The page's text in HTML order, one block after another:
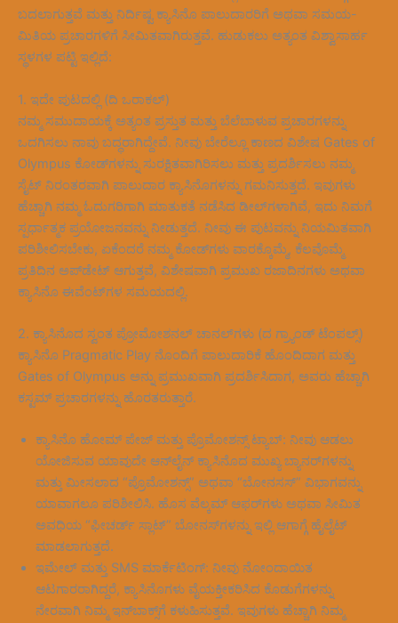
ಬದಲಾಗುತ್ತವೆ ಮತ್ತು ನಿರ್ದಿಷ್ಟ ಕ್ಯಾಸಿನೊ ಪಾಲುದಾರರಿಗೆ ಅಥವಾ ಸಮಯ-
ಮಿತಿಯ ಪ್ರಚಾರಗಳಿಗೆ ಸೀಮಿತವಾಗಿರುತ್ತವೆ. ಹುಡುಕಲು ಅತ್ಯಂತ ವಿಶ್ವಾಸಾರ್ಹ
ಸ್ಥಳಗಳ ಪಟ್ಟಿ ಇಲ್ಲಿದೆ:
1. ಇದೇ ಪುಟದಲ್ಲಿ (ದಿ ಒರಾಕಲ್)
ನಮ್ಮ ಸಮುದಾಯಕ್ಕೆ ಅತ್ಯಂತ ಪ್ರಸ್ತುತ ಮತ್ತು ಬೆಲೆಬಾಳುವ ಪ್ರಚಾರಗಳನ್ನು
ಒದಗಿಸಲು ನಾವು ಬದ್ಧರಾಗಿದ್ದೇವೆ. ನೀವು ಬೇರೆಲ್ಲೂ ಕಾಣದ ವಿಶೇಷ Gates of
Olympus ಕೋಡ್‌ಗಳನ್ನು ಸುರಕ್ಷಿತವಾಗಿರಿಸಲು ಮತ್ತು ಪ್ರದರ್ಶಿಸಲು ನಮ್ಮ
ಸೈಟ್ ನಿರಂತರವಾಗಿ ಪಾಲುದಾರ ಕ್ಯಾಸಿನೊಗಳನ್ನು ಗಮನಿಸುತ್ತದೆ. ಇವುಗಳು
ಹೆಚ್ಚಾಗಿ ನಮ್ಮ ಓದುಗರಿಗಾಗಿ ಮಾತುಕತೆ ನಡೆಸಿದ ಡೀಲ್‌ಗಳಾಗಿವೆ, ಇದು ನಿಮಗೆ
ಸ್ಪರ್ಧಾತ್ಮಕ ಪ್ರಯೋಜನವನ್ನು ನೀಡುತ್ತದೆ. ನೀವು ಈ ಪುಟವನ್ನು ನಿಯಮಿತವಾಗಿ
ಪರಿಶೀಲಿಸಬೇಕು, ಏಕೆಂದರೆ ನಮ್ಮ ಕೋಡ್‌ಗಳು ವಾರಕ್ಕೊಮ್ಮೆ, ಕೆಲವೊಮ್ಮೆ
ಪ್ರತಿದಿನ ಅಪ್‌ಡೇಟ್ ಆಗುತ್ತವೆ, ವಿಶೇಷವಾಗಿ ಪ್ರಮುಖ ರಜಾದಿನಗಳು ಅಥವಾ
ಕ್ಯಾಸಿನೊ ಈವೆಂಟ್‌ಗಳ ಸಮಯದಲ್ಲಿ.
2. ಕ್ಯಾಸಿನೊದ ಸ್ವಂತ ಪ್ರೋಮೋಶನಲ್ ಚಾನಲ್‌ಗಳು (ದ ಗ್ರ್ಯಾಂಡ್ ಟೆಂಪಲ್ಸ್)
ಕ್ಯಾಸಿನೊ Pragmatic Play ನೊಂದಿಗೆ ಪಾಲುದಾರಿಕೆ ಹೊಂದಿದಾಗ ಮತ್ತು
Gates of Olympus ಅನ್ನು ಪ್ರಮುಖವಾಗಿ ಪ್ರದರ್ಶಿಸಿದಾಗ, ಅವರು ಹೆಚ್ಚಾಗಿ
ಕಸ್ಟಮ್ ಪ್ರಚಾರಗಳನ್ನು ಹೊರತರುತ್ತಾರೆ.
ಕ್ಯಾಸಿನೊ ಹೋಮ್ ಪೇಜ್ ಮತ್ತು ಪ್ರೊಮೋಶನ್ಸ್ ಟ್ಯಾಬ್: ನೀವು ಆಡಲು
ಯೋಜಿಸುವ ಯಾವುದೇ ಆನ್‌ಲೈನ್ ಕ್ಯಾಸಿನೊದ ಮುಖ್ಯ ಬ್ಯಾನರ್‌ಗಳನ್ನು
ಮತ್ತು ಮೀಸಲಾದ “ಪ್ರೊಮೋಶನ್ಸ್” ಅಥವಾ “ಬೋನಸಸ್” ವಿಭಾಗವನ್ನು
ಯಾವಾಗಲೂ ಪರಿಶೀಲಿಸಿ. ಹೊಸ ವೆಲ್ಕಮ್ ಆಫರ್‌ಗಳು ಅಥವಾ ಸೀಮಿತ
ಅವಧಿಯ “ಫೀಚರ್ಡ್ ಸ್ಲಾಟ್” ಬೋನಸ್‌ಗಳನ್ನು ಇಲ್ಲಿ ಆಗಾಗ್ಗೆ ಹೈಲೈಟ್
ಮಾಡಲಾಗುತ್ತದೆ.
ಇಮೇಲ್ ಮತ್ತು SMS ಮಾರ್ಕೆಟಿಂಗ್: ನೀವು ನೋಂದಾಯಿತ
ಆಟಗಾರರಾಗಿದ್ದರೆ, ಕ್ಯಾಸಿನೊಗಳು ವೈಯಕ್ತೀಕರಿಸಿದ ಕೊಡುಗೆಗಳನ್ನು
ನೇರವಾಗಿ ನಿಮ್ಮ ಇನ್‌ಬಾಕ್ಸ್‌ಗೆ ಕಳುಹಿಸುತ್ತವೆ. ಇವುಗಳು ಹೆಚ್ಚಾಗಿ ನಿಮ್ಮ